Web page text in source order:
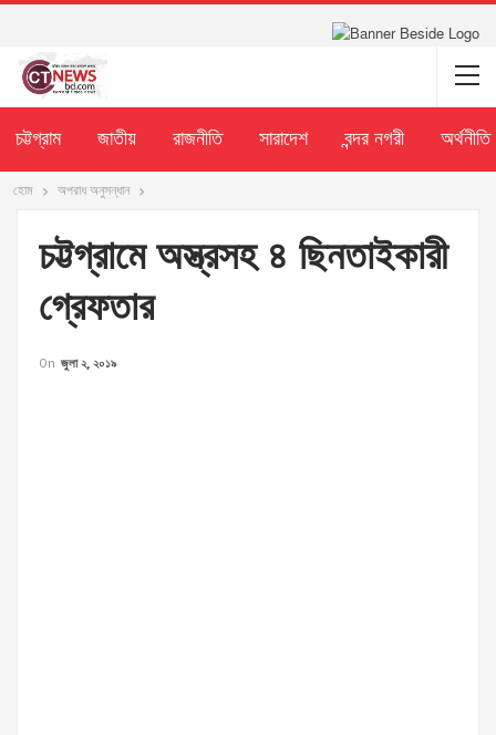
চট্টগ্রাম জাতীয় রাজনীতি সারাদেশ বন্দর নগরী অর্থনীতি
হোম অপরাধ অনুসন্ধান
চট্টগ্রামে অস্ত্রসহ ৪ ছিনতাইকারী
গ্রেফতার
On জুলা ২, ২০১৯